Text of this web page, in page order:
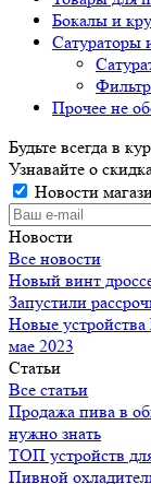
Бокалы и
Сатураторы
Прочее не
Будьте всегда в
Узнавайте о
Новости
Новости
Все новости
Новый винт
Запустили
Новые
мае 2023
Статьи
Все статьи
Продажа пива в
нужно знать
ТОП устройств
Пивной